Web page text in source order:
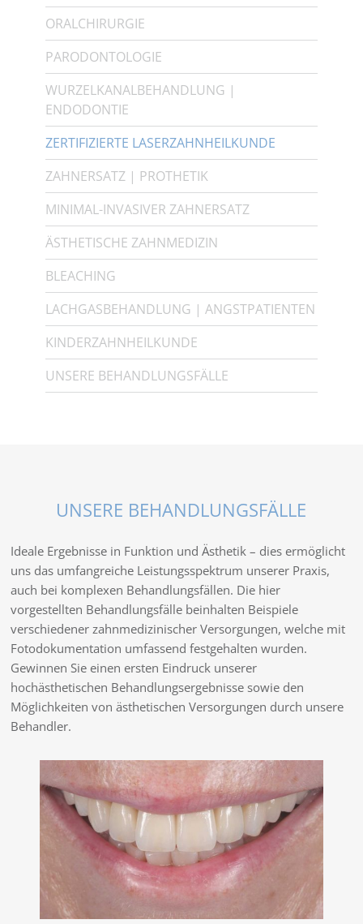
ORALCHIRURGIE
PARODONTOLOGIE
WURZELKANALBEHANDLUNG |
ENDODONTIE
ZERTIFIZIERTE LASERZAHNHEILKUNDE
ZAHNERSATZ | PROTHETIK
MINIMAL-INVASIVER ZAHNERSATZ
ÄSTHETISCHE ZAHNMEDIZIN
BLEACHING
LACHGASBEHANDLUNG | ANGSTPATIENTEN
KINDERZAHNHEILKUNDE
UNSERE BEHANDLUNGSFÄLLE
UNSERE BEHANDLUNGSFÄLLE
Ideale Ergebnisse in Funktion und Ästhetik – dies ermöglicht
uns das umfangreiche Leistungsspektrum unserer Praxis,
auch bei komplexen Behandlungsfällen. Die hier
vorgestellten Behandlungsfälle beinhalten Beispiele
verschiedener zahnmedizinischer Versorgungen, welche mit
Fotodokumentation umfassend festgehalten wurden.
Gewinnen Sie einen ersten Eindruck unserer
hochästhetischen Behandlungsergebnisse sowie den
Möglichkeiten von ästhetischen Versorgungen durch unsere
Behandler.